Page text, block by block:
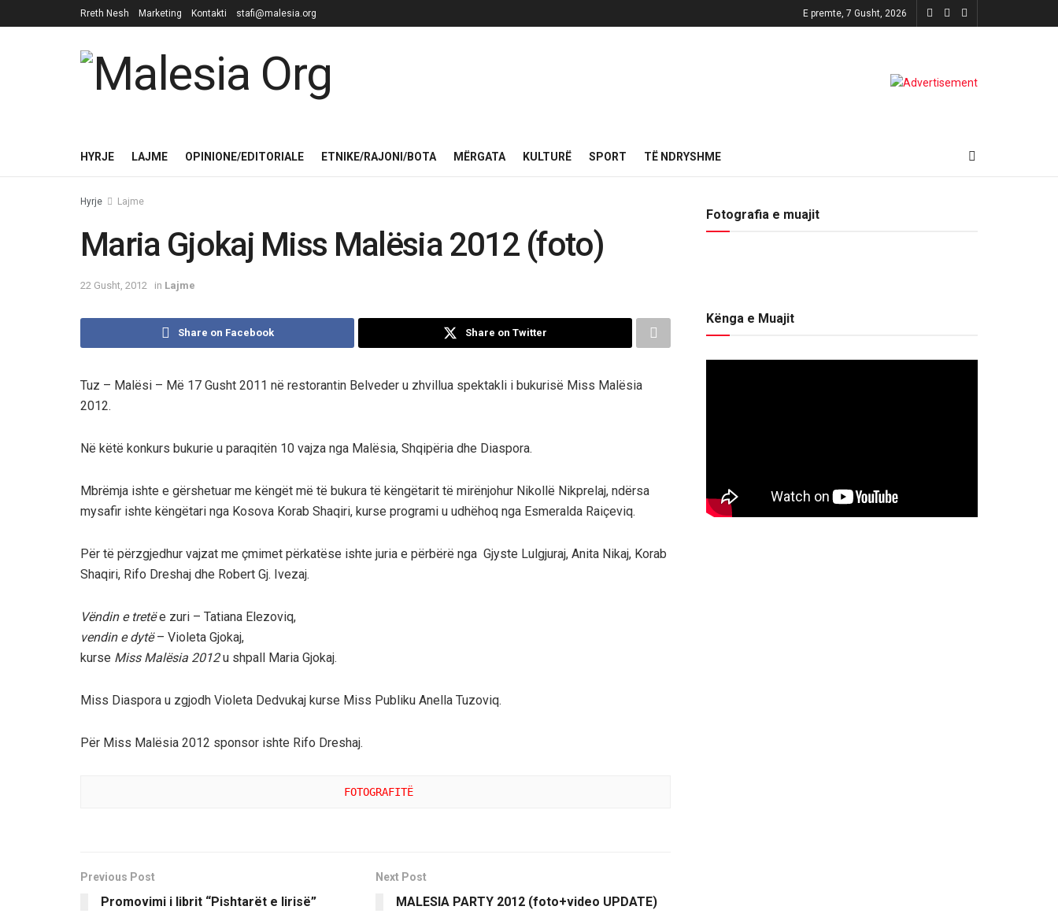
Rreth Nesh Marketing Kontakti stafi@malesia.org E premte, 7 Gusht, 2026
HYRJE LAJME OPINIONE/EDITORIALE ETNIKE/RAJONI/BOTA MËRGATA KULTURË SPORT TË NDRYSHME
Hyrje Lajme
Maria Gjokaj Miss Malësia 2012 (foto)
22 Gusht, 2012 in Lajme
Share on Facebook Share on Twitter
Tuz – Malësi – Më 17 Gusht 2011 në restorantin Belveder u zhvillua spektakli i bukurisë Miss Malësia
2012.
Në këtë konkurs bukurie u paraqitën 10 vajza nga Malësia, Shqipëria dhe Diaspora.
Mbrëmja ishte e gërshetuar me këngët më të bukura të këngëtarit të mirënjohur Nikollë Nikprelaj, ndërsa
mysafir ishte këngëtari nga Kosova Korab Shaqiri, kurse programi u udhëhoq nga Esmeralda Raiçeviq.
Për të përzgjedhur vajzat me çmimet përkatëse ishte juria e përbërë nga Gjyste Lulgjuraj, Anita Nikaj, Korab
Shaqiri, Rifo Dreshaj dhe Robert Gj. Ivezaj.
Vëndin e tretëe zuri – Tatiana Elezoviq,
vendin e dytë– Violeta Gjokaj,
kurse Miss Malësia 2012u shpall Maria Gjokaj.
Miss Diaspora u zgjodh Violeta Dedvukaj kurse Miss Publiku Anella Tuzoviq.
Për Miss Malësia 2012 sponsor ishte Rifo Dreshaj.
FOTOGRAFITË
Previous Post
Promovimi i librit “Pishtarët e lirisë”
Next Post
MALESIA PARTY 2012 (foto+video UPDATE)
Fotografia e muajit
Kënga e Muajit